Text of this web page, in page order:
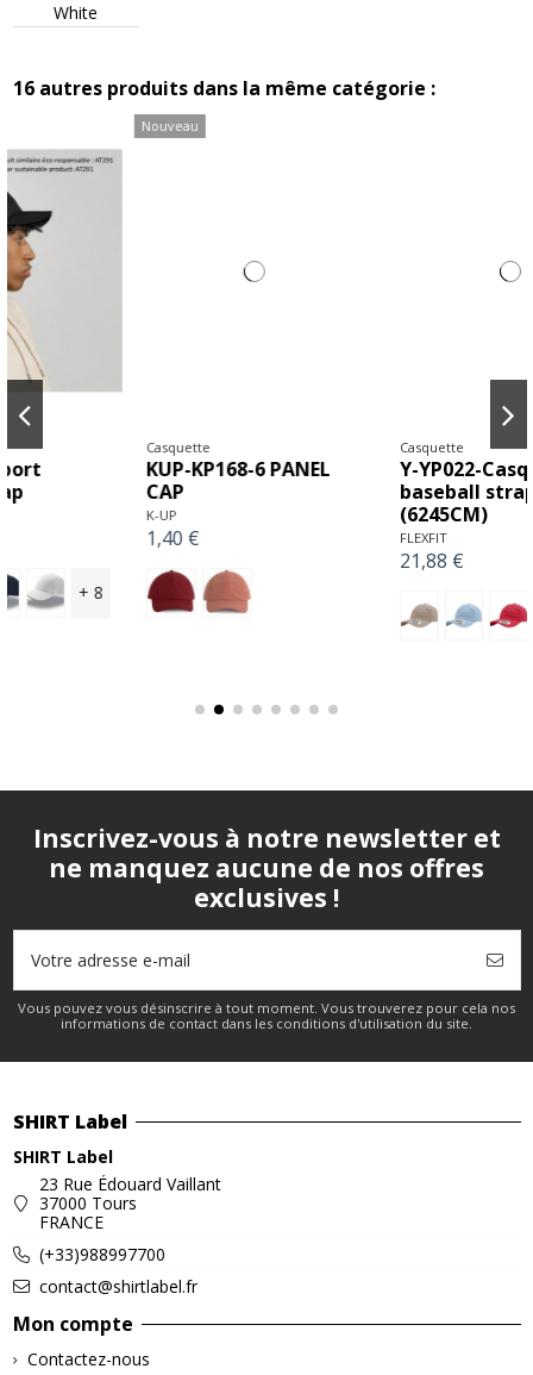
White
16 autres produits dans la même catégorie :
Casquette
KUP-KP168-6 PANEL
Y-YP022-Casquette
baseball strap back
+ 3
Inscrivez-vous à notre newsletter et
ne manquez aucune de nos offres
exclusives !
Vous pouvez vous désinscrire à tout moment. Vous trouverez pour cela nos
informations de contact dans les conditions d'utilisation du site.
SHIRT Label
SHIRT Label
23 Rue Édouard Vaillant
37000 Tours
FRANCE
(+33)988997700
contact@shirtlabel.fr
Mon compte
Contactez-nous